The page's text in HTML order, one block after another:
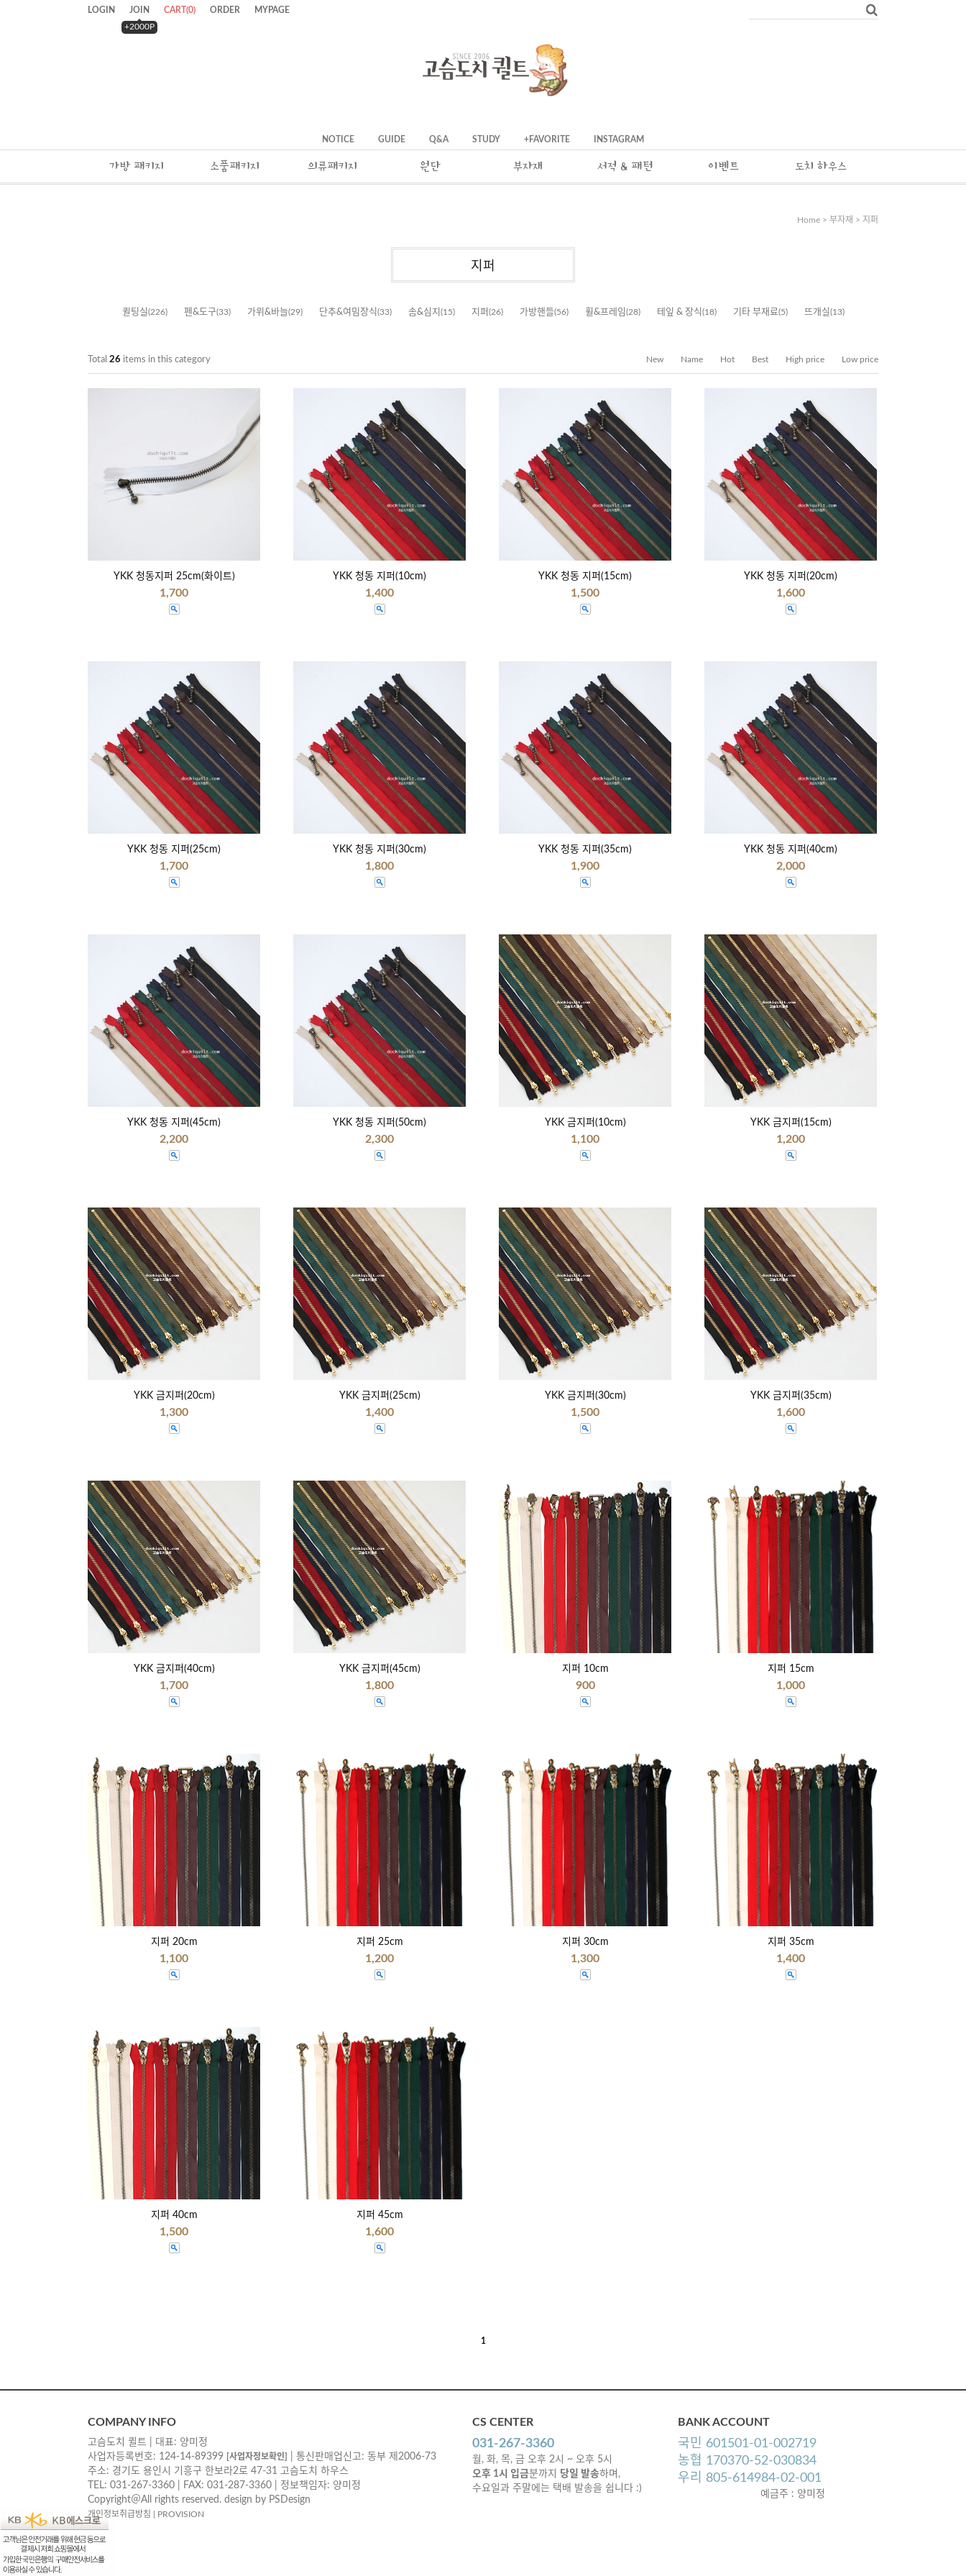
LOGIN
JOIN
+2000P
CART(0) ORDER MYPAGE
NOTICE GUIDE Q&A STUDY +FAVORITE INSTAGRAM
가방 패키지 소품패키지 의류패키지 원단 부자재 서적 & 패턴 이벤트 도치 하우스
Home > 부자재 > 지퍼
지퍼
퀼팅실(226) 펜&도구(33) 가위&바늘(29) 단추&여밈장식(33) 솜&심지 (15) 지퍼(26) 가방핸들(56) 휠&프레임(28) 테잎 & 장식(18) 기타 부재료(5) 뜨개실(13)
Total 26 items in this category New Name Hot Best High price Low price
YKK 청동지퍼 25cm(화이트)
1,700
YKK 청동 지퍼(10cm)
1,400
YKK 청동 지퍼(15cm)
1,500
YKK 청동 지퍼(20cm)
1,600
YKK 청동 지퍼(25cm)
1,700
YKK 청동 지퍼(30cm)
1,800
YKK 청동 지퍼(35cm)
1,900
YKK 청동 지퍼(40cm)
2,000
YKK 청동 지퍼(45cm)
2,200
YKK 청동 지퍼(50cm)
2,300
YKK 금지퍼(10cm)
1,100
YKK 금지퍼(15cm)
1,200
YKK 금지퍼(20cm)
1,300
YKK 금지퍼(25cm)
1,400
YKK 금지퍼(30cm)
1,500
YKK 금지퍼(35cm)
1,600
YKK 금지퍼(40cm)
1,700
YKK 금지퍼(45cm)
1,800
지퍼 10cm
900
지퍼 15cm
1,000
지퍼 20cm
1,100
지퍼 25cm
1,200
지퍼 30cm
1,300
지퍼 35cm
1,400
지퍼 40cm
1,500
지퍼 45cm
1,600
1
COMPANY INFO
고슴도치 퀼트 | 대표: 양미정
사업자등록번호: 124-14-89399
[사업자정보확인]
| 통신판매업신고: 동부 제2006-73
주소: 경기도 용인시 기흥구 한보라2로 47-31 고슴도치 하우스
TEL: 031-267-3360 | FAX: 031-287-3360 | 정보책임자: 양미정
Copyright＠All rights reserved. design by PSDesign
CS CENTER
031-267-3360
월, 화, 목, 금 오후 2시 ~ 오후 5시
오후 1시 입금분까지 당일 발송하며,
수요일과 주말에는 택배 발송을 쉽니다 :)
BANK ACCOUNT
국민 601501-01-002719
농협 170370-52-030834
우리 805-614984-02-001
예금주 : 양미정
개인정보취급방침 PROVISION